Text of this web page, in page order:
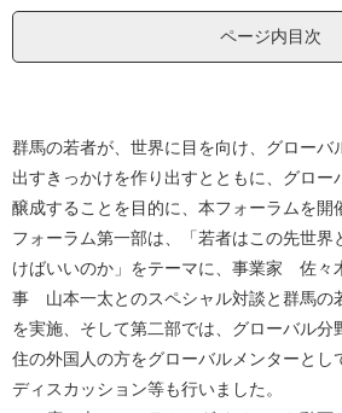
ページ内目次
群馬の若者が、世界に目を向け、グローバ
出すきっかけを作り出すとともに、グロー
醸成することを目的に、本フォーラムを開
フォーラム第一部は、「若者はこの先世界
けばいいのか」をテーマに、事業家 佐々
事 山本一太とのスペシャル対談と群馬の
を実施、そして第二部では、グローバル分
住の外国人の方をグローバルメンターとし
ディスカッション等も行いました。